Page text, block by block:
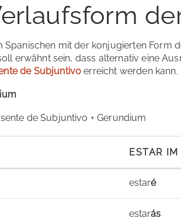
mit der konjugierten Form
erwähnt sein, dass alternativ eine
de Subjuntivo erreicht werden kann.
de Subjuntivo + Gerundium
ESTAR
estaré
estarás